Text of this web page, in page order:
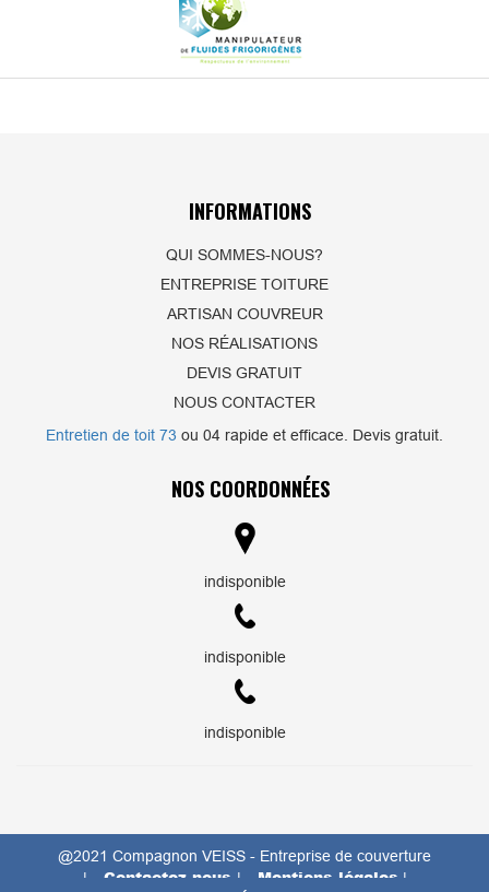
INFORMATIONS
QUI SOMMES-NOUS?
ENTREPRISE TOITURE
ARTISAN COUVREUR
NOS RÉALISATIONS
DEVIS GRATUIT
NOUS CONTACTER
Entretien de toit 73 ou 04 rapide et efficace. Devis gratuit.
NOS COORDONNÉES
indisponible
indisponible
indisponible
@2021 Compagnon VEISS - Entreprise de couverture
|
Contactez-nous | Mentions légales |